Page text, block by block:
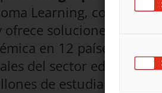
Learning, compañía
soluciones de
en 12 países, con
del sector edtech
de estudiantes.